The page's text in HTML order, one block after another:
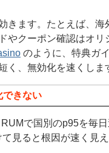
きます。たとえば、
やクーポン確認はオ
のように、特典ガ
く、無効化を速くし
できない
で国別のp95を毎
見ると根因が速く見